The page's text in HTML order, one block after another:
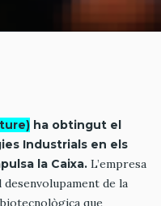
ha obtingut el
Industrials en els
la Caixa. L’empresa
de la
que